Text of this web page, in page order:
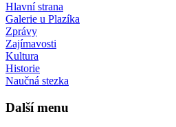
Hlavní strana
Galerie u Plazíka
Zprávy
Zajímavosti
Kultura
Historie
Naučná stezka
Další menu